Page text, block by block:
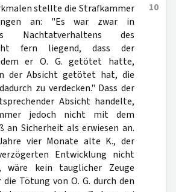
10
stellte die Strafkammer
an: "Es war zwar in
Nachtatverhaltens des
fern liegend, dass der
er O. G. getötet hatte,
der Absicht getötet hat, die
zu verdecken." Dass der
Absicht handelte,
jedoch nicht mit dem
an Sicherheit als erwiesen an.
vier Monate alte K., der
Entwicklung nicht
wäre kein tauglicher Zeuge
Tötung von O. G. durch den